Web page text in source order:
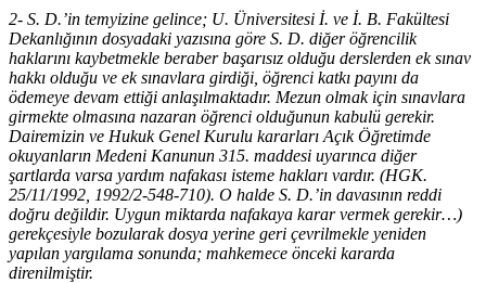
2- S. D.’in temyizine gelince; U. Üniversitesi İ. ve İ. B. Fakültesi
Dekanlığının dosyadaki yazısına göre S. D. diğer öğrencilik
haklarını kaybetmekle beraber başarısız olduğu derslerden ek sınav
hakkı olduğu ve ek sınavlara girdiği, öğrenci katkı payını da
ödemeye devam ettiği anlaşılmaktadır. Mezun olmak için sınavlara
girmekte olmasına nazaran öğrenci olduğunun kabulü gerekir.
Dairemizin ve Hukuk Genel Kurulu kararları Açık Öğretimde
okuyanların Medeni Kanunun 315. maddesi uyarınca diğer
şartlarda varsa yardım nafakası isteme hakları vardır. (HGK.
25/11/1992, 1992/2-548-710). O halde S. D.’in davasının reddi
doğru değildir. Uygun miktarda nafakaya karar vermek gerekir…)
gerekçesiyle bozularak dosya yerine geri çevrilmekle yeniden
yapılan yargılama sonunda; mahkemece önceki kararda
direnilmiştir.